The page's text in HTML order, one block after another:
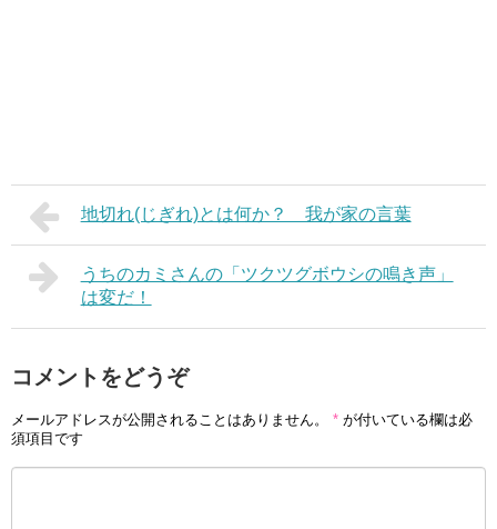
地切れ(じぎれ)とは何か？ 我が家の言葉
うちのカミさんの「ツクツグボウシの鳴き声」
は変だ！
コメントをどうぞ
メールアドレスが公開されることはありません。 * が付いている欄は必
須項目です